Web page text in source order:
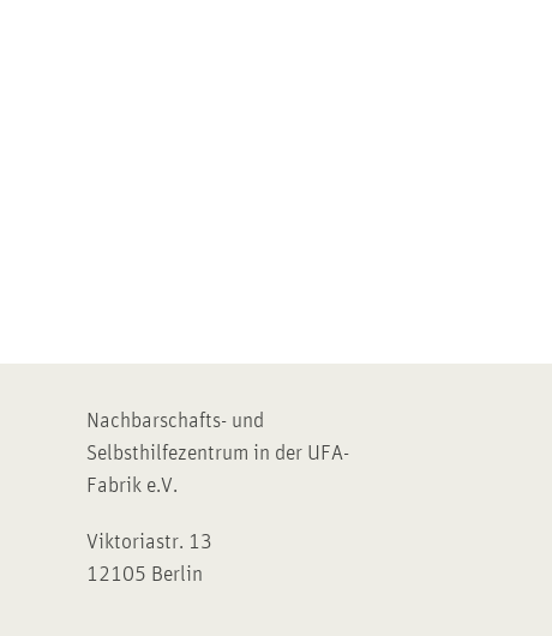
Nachbarschafts- und
Selbsthilfezentrum in der UFA-
Fabrik e.V.
Viktoriastr. 13
12105 Berlin